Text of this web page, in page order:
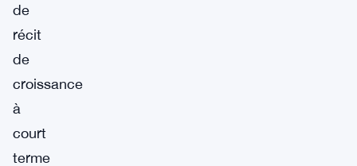
de
récit
de
croissance
à
court
terme